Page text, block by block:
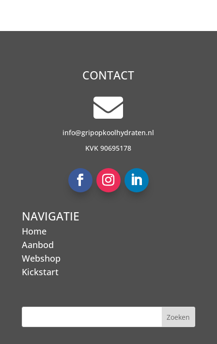
CONTACT

info@gripopkoolhydraten.nl
KVK 90695178
NAVIGATIE
Home
Aanbod
Webshop
Kickstart